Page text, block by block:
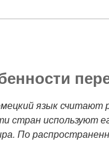
язык
стран используют
По